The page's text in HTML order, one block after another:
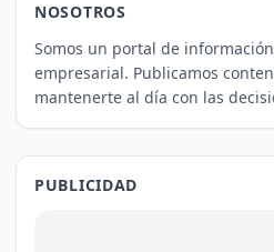
NOSOTROS
Somos un portal de
empresarial. Publicamos
mantenerte al día con las
PUBLICIDAD